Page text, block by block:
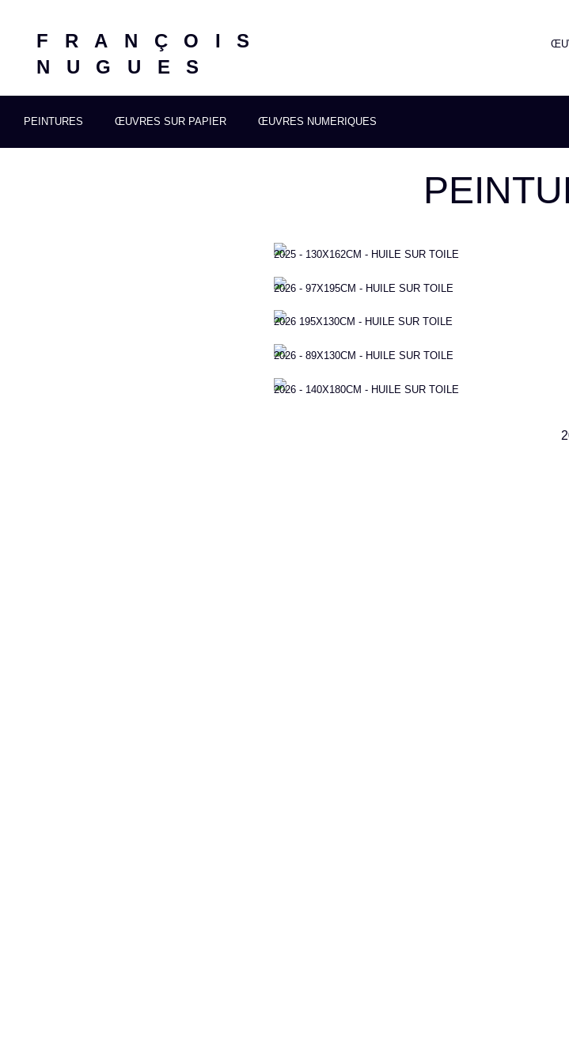
FRANÇOIS
NUGUES
PEINTURES ŒUVRES SUR PAPIER ŒUVRES NUMERIQUES
2025 - 130X162CM - HUILE SUR TOILE
2026 - 97X195CM - HUILE SUR TOILE
2026 195X130CM - HUILE SUR TOILE
2026 - 89X130CM - HUILE SUR TOILE
2026 - 140X180CM - HUILE SUR TOILE